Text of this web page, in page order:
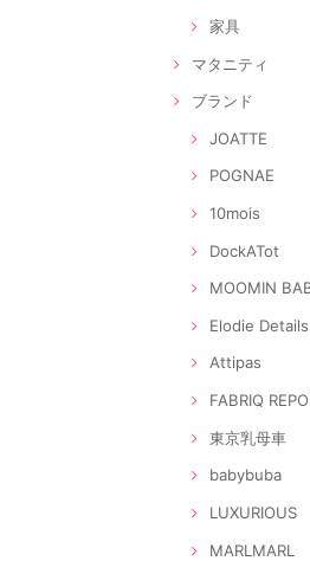
家具
マタニティ
ブランド
JOATTE
POGNAE
10mois
DockATot
MOOMIN
Elodie Details
Attipas
FABRIQ
東京乳母車
babybuba
LUXURIOUS
MARLMARL